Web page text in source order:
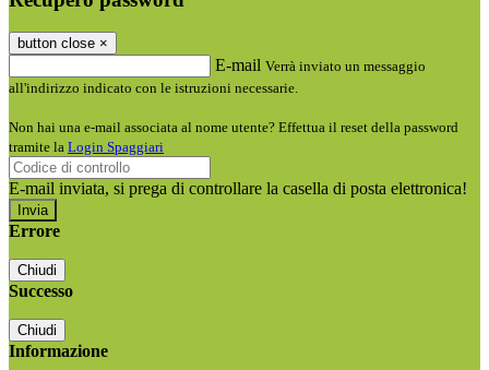
button close ×
E-mail Verrà inviato un messaggio
all'indirizzo indicato con le istruzioni necessarie.
Non hai una e-mail associata al nome utente? Effettua il reset della password
tramite la Login Spaggiari
E-mail inviata, si prega di controllare la casella di posta elettronica!
Errore
Chiudi
Successo
Chiudi
Informazione